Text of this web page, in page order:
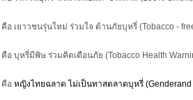
คือ เยาวชนรุ่นใหม่ ร่วมใจ ต้านภัยบุหรี่ (Tobacco -
คือ บุหรี่มีพิษ ร่วมคิดเตือนภัย (Tobacco Health
คือ หญิงไทยฉลาด ไม่เป็นทาสตลาดบุหรี่ (Genderand